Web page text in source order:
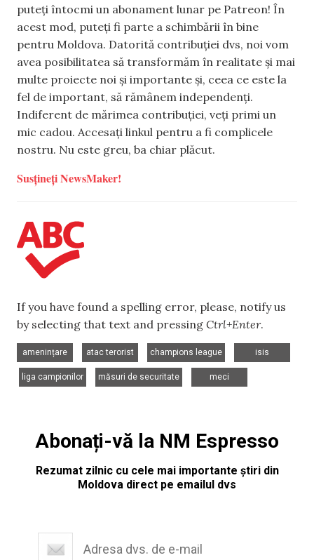
puteți întocmi un abonament lunar pe Patreon! În
acest mod, puteți fi parte a schimbării în bine
pentru Moldova. Datorită contribuției dvs, noi vom
avea posibilitatea să transformăm în realitate și mai
multe proiecte noi și importante și, ceea ce este la
fel de important, să rămânem independenți.
Indiferent de mărimea contribuției, veți primi un
mic cadou. Accesați linkul pentru a fi complicele
nostru. Nu este greu, ba chiar plăcut.
Susțineți NewsMaker!
If you have found a spelling error, please, notify us
by selecting that text and pressing Ctrl+Enter.
amenințare
atac terorist
champions league
isis
liga campionilor
măsuri de securitate
meci
Abonați-vă la NM Espresso
Rezumat zilnic cu cele mai importante știri din
Moldova direct pe emailul dvs